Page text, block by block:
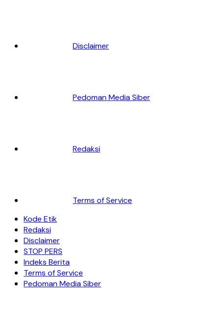
Disclaimer
Pedoman Media Siber
Redaksi
Terms of Service
Kode Etik
Redaksi
Disclaimer
STOP PERS
Indeks Berita
Terms of Service
Pedoman Media Siber